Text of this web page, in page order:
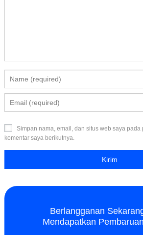
Simpan nama, email, dan situs web saya
komentar saya berikutnya.
Berlangganan
Mendapatkan